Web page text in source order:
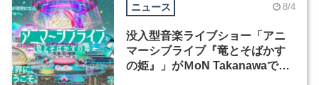
ニュース 8/4
没入型音楽ライブショー「アニ
マーシブライブ『竜とそばかす
の姫』」がＭoN Takanawaで開